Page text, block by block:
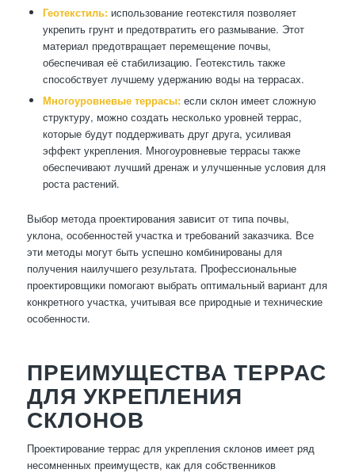
Геотекстиль:использование геотекстиля позволяет
укрепить грунт и предотвратить его размывание. Этот
материал предотвращает перемещение почвы,
обеспечивая её стабилизацию. Геотекстиль также
способствует лучшему удержанию воды на террасах.
Многоуровневые террасы:если склон имеет сложную
структуру, можно создать несколько уровней террас,
которые будут поддерживать друг друга, усиливая
эффект укрепления. Многоуровневые террасы также
обеспечивают лучший дренаж и улучшенные условия для
роста растений.
Выбор метода проектирования зависит от типа почвы,
уклона, особенностей участка и требований заказчика. Все
эти методы могут быть успешно комбинированы для
получения наилучшего результата. Профессиональные
проектировщики помогают выбрать оптимальный вариант для
конкретного участка, учитывая все природные и технические
особенности.
ПРЕИМУЩЕСТВА ТЕРРАС
ДЛЯ УКРЕПЛЕНИЯ
СКЛОНОВ
Проектирование террас для укрепления склонов имеет ряд
несомненных преимуществ, как для собственников